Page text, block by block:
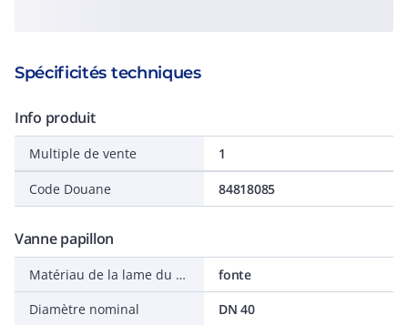
Spécificités techniques
Info produit
Multiple de vente 1
Code Douane 84818085
Vanne papillon
Matériau de la lame du clapet
fonte
Diamètre nominal
DN 40